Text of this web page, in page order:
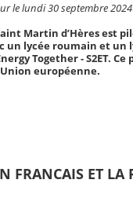
le lundi 30 septembre
Martin d’Hères est
un lycée roumain et un
Together - S2ET. Ce
européenne.
FRANCAIS ET